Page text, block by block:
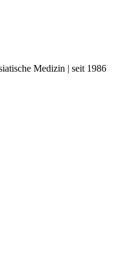
Medizin | seit 1986